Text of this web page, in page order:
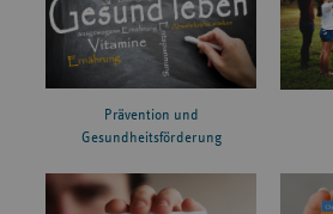
Prävention und
Gesundheitsförderung